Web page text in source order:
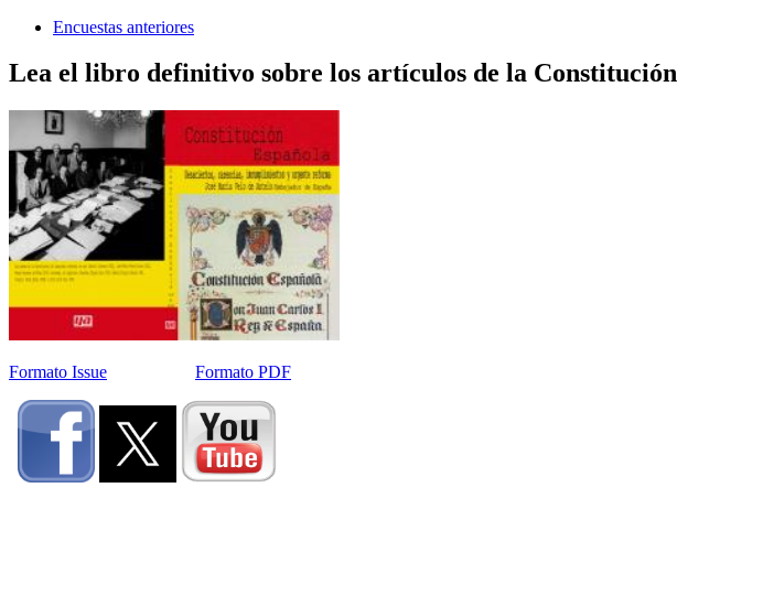
Encuestas anteriores
Lea el libro definitivo sobre los artículos de la Constitución
Formato Issue Formato PDF